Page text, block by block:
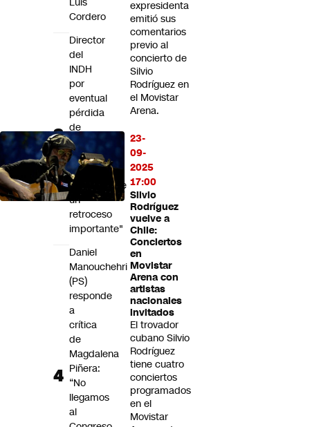
expresidenta
emitió sus
comentarios
previo al
concierto de
Silvio
Rodríguez en
el Movistar
Arena.
23-
09-
2025
17:00
Silvio
Rodríguez
vuelve a
Chile:
Conciertos
en
Movistar
Arena con
artistas
nacionales
invitados
El trovador
cubano Silvio
Rodríguez
tiene cuatro
conciertos
programados
en el
Movistar
Cordero
Director
del
INDH
por
eventual
pérdida
de
acciones
judiciales:
"Sería
francamente
un
retroceso
importante"
Daniel
Manouchehri
(PS)
responde
a
crítica
de
Magdalena
Piñera:
“No
llegamos
al